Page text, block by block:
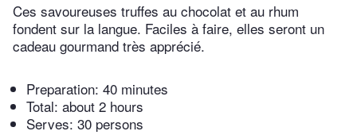
Ces savoureuses truffes au chocolat et au rhum
fondent sur la langue. Faciles à faire, elles seront un
cadeau gourmand très apprécié.
Preparation: 40 minutes
Total: about 2 hours
Serves: 30 persons